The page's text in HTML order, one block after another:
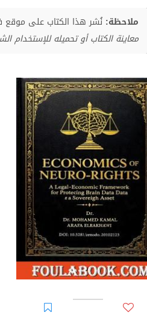
ملاحظة: نُشر هذا الكتاب على موقع
معاينة الكتاب أو تحميله